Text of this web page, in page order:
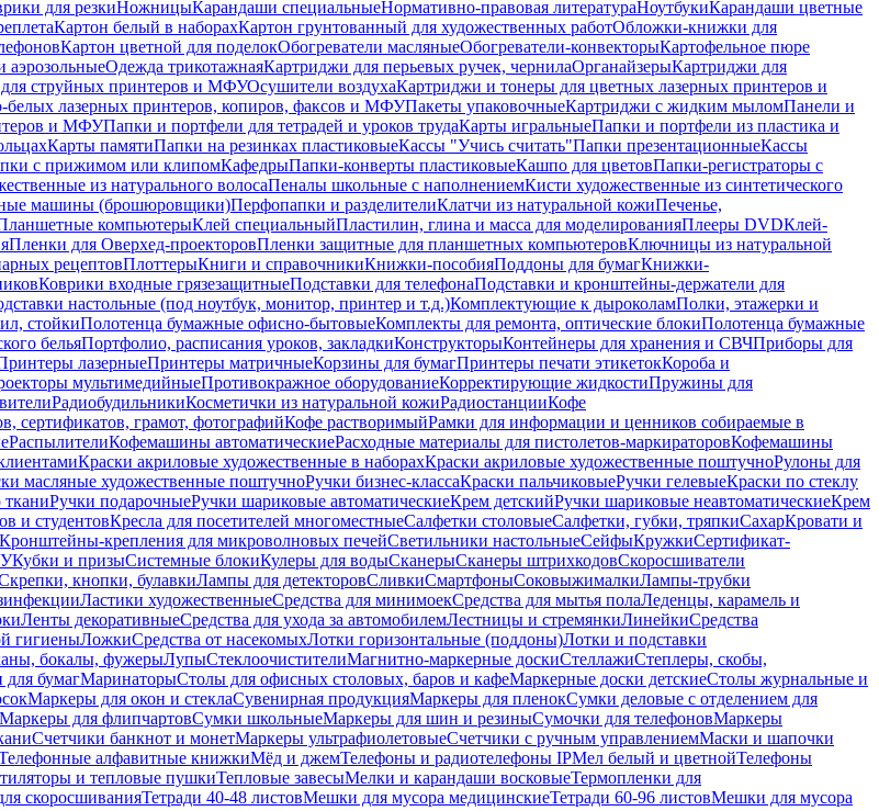
для резкиНожницыКарандаши специальныеНормативно-правовая литератураНоутбукиКарандаши цветные
Картон белый в наборахКартон грунтованный для художественных работОбложки-книжки для
Картон цветной для поделокОбогреватели масляныеОбогреватели-конвекторыКартофельное пюре
аэрозольныеОдежда трикотажнаяКартриджи для перьевых ручек, чернилаОрганайзерыКартриджи для
струйных принтеров и МФУОсушители воздухаКартриджи и тонеры для цветных лазерных принтеров и
белых лазерных принтеров, копиров, факсов и МФУПакеты упаковочныеКартриджи с жидким мыломПанели и
и МФУПапки и портфели для тетрадей и уроков трудаКарты игральныеПапки и портфели из пластика и
Карты памятиПапки на резинках пластиковыеКассы "Учись считать"Папки презентационныеКассы
с прижимом или клипомКафедрыПапки-конверты пластиковыеКашпо для цветовПапки-регистраторы с
из натурального волосаПеналы школьные с наполнениемКисти художественные из синтетического
машины (брошюровщики)Перфопапки и разделителиКлатчи из натуральной кожиПеченье,
компьютерыКлей специальныйПластилин, глина и масса для моделированияПлееры DVDКлей-
Пленки для Оверхед-проекторовПленки защитные для планшетных компьютеровКлючницы из натуральной
рецептовПлоттерыКниги и справочникиКнижки-пособияПоддоны для бумагКнижки-
Коврики входные грязезащитныеПодставки для телефонаПодставки и кронштейны-держатели для
настольные (под ноутбук, монитор, принтер и т.д.)Комплектующие к дыроколамПолки, этажерки и
стойкиПолотенца бумажные офисно-бытовыеКомплекты для ремонта, оптические блокиПолотенца бумажные
бельяПортфолио, расписания уроков, закладкиКонструкторыКонтейнеры для хранения и СВЧПриборы для
лазерныеПринтеры матричныеКорзины для бумагПринтеры печати этикетокКороба и
мультимедийныеПротивокражное оборудованиеКорректирующие жидкостиПружины для
РадиобудильникиКосметички из натуральной кожиРадиостанцииКофе
сертификатов, грамот, фотографийКофе растворимыйРамки для информации и ценников собираемые в
РаспылителиКофемашины автоматическиеРасходные материалы для пистолетов-маркираторовКофемашины
Краски акриловые художественные в наборахКраски акриловые художественные поштучноРулоны для
масляные художественные поштучноРучки бизнес-классаКраски пальчиковыеРучки гелевыеКраски по стеклу
Ручки подарочныеРучки шариковые автоматическиеКрем детскийРучки шариковые неавтоматическиеКрем
и студентовКресла для посетителей многоместныеСалфетки столовыеСалфетки, губки, тряпкиСахарКровати и
Кронштейны-крепления для микроволновых печейСветильники настольныеСейфыКружкиСертификат-
Кубки и призыСистемные блокиКулеры для водыСканерыСканеры штрихкодовСкоросшиватели
кнопки, булавкиЛампы для детекторовСливкиСмартфоныСоковыжималкиЛампы-трубки
Ластики художественныеСредства для минимоекСредства для мытья полаЛеденцы, карамель и
Ленты декоративныеСредства для ухода за автомобилемЛестницы и стремянкиЛинейкиСредства
гигиеныЛожкиСредства от насекомыхЛотки горизонтальные (поддоны)Лотки и подставки
бокалы, фужерыЛупыСтеклоочистителиМагнитно-маркерные доскиСтеллажиСтеплеры, скобы,
для бумагМаринаторыСтолы для офисных столовых, баров и кафеМаркерные доски детскиеСтолы журнальные и
Маркеры для окон и стеклаСувенирная продукцияМаркеры для пленокСумки деловые с отделением для
Маркеры для флипчартовСумки школьныеМаркеры для шин и резиныСумочки для телефоновМаркеры
Счетчики банкнот и монетМаркеры ультрафиолетовыеСчетчики с ручным управлениемМаски и шапочки
алфавитные книжкиМёд и джемТелефоны и радиотелефоны IPМел белый и цветнойТелефоны
и тепловые пушкиТепловые завесыМелки и карандаши восковыеТермопленки для
скоросшиванияТетради 40-48 листовМешки для мусора медицинскиеТетради 60-96 листовМешки для мусора